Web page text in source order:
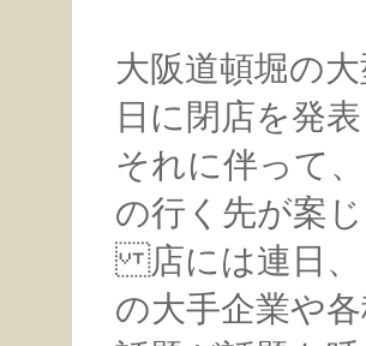
大阪道頓堀の
日に閉店を発表
それに伴って
の行く先が案
店には連日、
の大手企業や